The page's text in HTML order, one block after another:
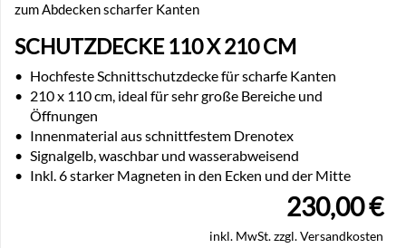
zum Abdecken scharfer Kanten
SCHUTZDECKE 110 X 210 CM
• Hochfeste Schnittschutzdecke für scharfe Kanten
• 210 x 110 cm, ideal für sehr große Bereiche und
Öffnungen
• Innenmaterial aus schnittfestem Drenotex
• Signalgelb, waschbar und wasserabweisend
• Inkl. 6 starker Magneten in den Ecken und der Mitte
230,00€
inkl. MwSt. zzgl. Versandkosten